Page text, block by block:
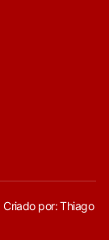
por: Thiago